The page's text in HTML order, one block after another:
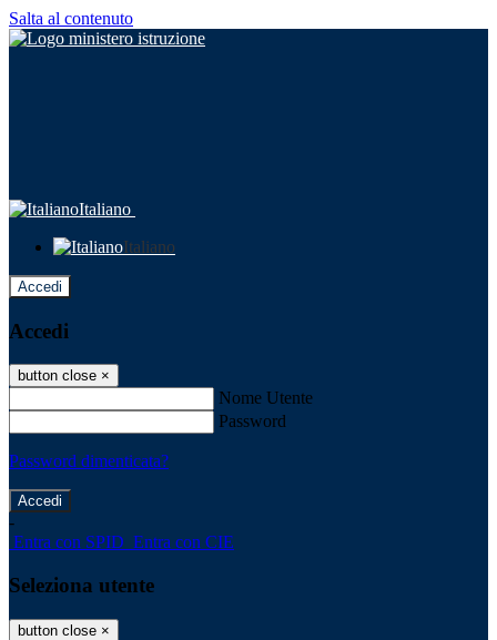
Salta al contenuto
Italiano
Italiano
Accedi
Accedi
button close ×
Nome Utente
Password
Password dimenticata?
-
Entra con SPID Entra con CIE
Seleziona utente
button close ×